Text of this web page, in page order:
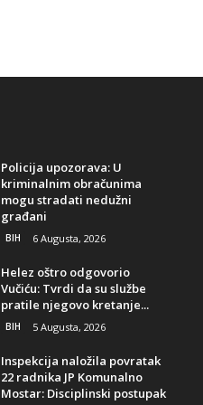
Policija upozorava: U
kriminalnim obračunima
mogu stradati nedužni
građani
BIH 6 Augusta, 2026
Helez oštro odgovorio
Vučiću: Tvrdi da su službe
pratile njegovo kretanje...
BIH 5 Augusta, 2026
Inspekcija naložila povratak
22 radnika JP Komunalno
Mostar: Disciplinski postupak